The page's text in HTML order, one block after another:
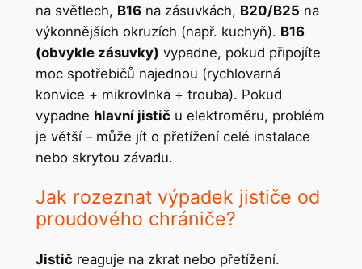
na světlech, B16na zásuvkách, B20/B25 na
výkonnějších okruzích (např. kuchyň). B16
(obvykle zásuvky) vypadne, pokud připojíte
moc spotřebičů najednou (rychlovarná
konvice + mikrovlnka + troubа). Pokud
vypadne hlavní jistič u elektroměru, problém
je větší – může jít o přetížení celé instalace
nebo skrytou závadu.
Jak rozeznat výpadek jističe od
proudového chrániče?
Jistič reaguje na zkrat nebo přetížení.